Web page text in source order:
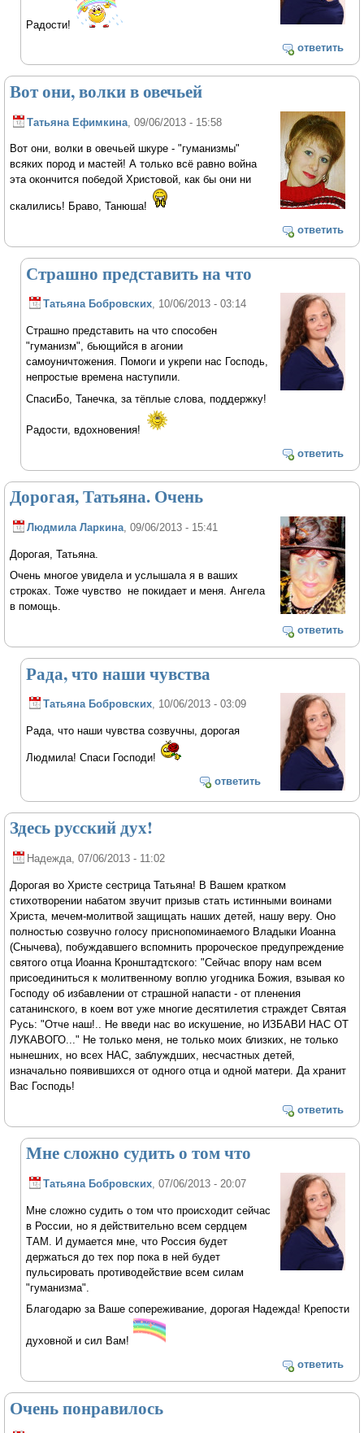
Радости!
ответить
Вот они, волки в овечьей
Татьяна Ефимкина , 09/06/2013 - 15:58
Вот они, волки в овечьей шкуре - "гуманизмы"
всяких пород и мастей! А только всё равно война
эта окончится победой Христовой, как бы они ни
скалились! Браво, Танюша!
ответить
Страшно представить на что
Татьяна Бобровских, 10/06/2013 - 03:14
Страшно представить на что способен
"гуманизм", бьющийся в агонии
самоуничтожения. Помоги и укрепи нас Господь,
непростые времена наступили.
СпасиБо, Танечка, за тёплые слова, поддержку!
Радости, вдохновения!
ответить
Дорогая, Татьяна. Очень
Людмила Ларкина , 09/06/2013 - 15:41
Дорогая, Татьяна.
Очень многое увидела и услышала я в ваших
строках. Тоже чувство не покидает и меня. Ангела
в помощь.
ответить
Рада, что наши чувства
Татьяна Бобровских, 10/06/2013 - 03:09
Рада, что наши чувства созвучны, дорогая
Людмила! Спаси Господи!
ответить
Здесь русский дух!
Надежда, 07/06/2013 - 11:02
Дорогая во Христе сестрица Татьяна! В Вашем кратком
стихотворении набатом звучит призыв стать истинными воинами
Христа, мечем-молитвой защищать наших детей, нашу веру. Оно
полностью созвучно голосу приснопоминаемого Владыки Иоанна
(Снычева), побуждавшего вспомнить пророческое предупреждение
святого отца Иоанна Кронштадтского: "Сейчас впору нам всем
присоединиться к молитвенному воплю угодника Божия, взывая ко
Господу об избавлении от страшной напасти - от пленения
сатанинского, в коем вот уже многие десятилетия страждет Святая
Русь: "Отче наш!.. Не введи нас во искушение, но ИЗБАВИ НАС ОТ
ЛУКАВОГО..." Не только меня, не только моих близких, не только
нынешних, но всех НАС, заблуждших, несчастных детей,
изначально появившихся от одного отца и одной матери. Да хранит
Вас Господь!
ответить
Мне сложно судить о том что
Татьяна Бобровских , 07/06/2013 - 20:07
Мне сложно судить о том что происходит сейчас
в России, но я действительно всем сердцем
ТАМ. И думается мне, что Россия будет
держаться до тех пор пока в ней будет
пульсировать противодействие всем силам
"гуманизма".
Благодарю за Ваше сопереживание, дорогая Надежда! Крепости
духовной и сил Вам!
ответить
Очень понравилось